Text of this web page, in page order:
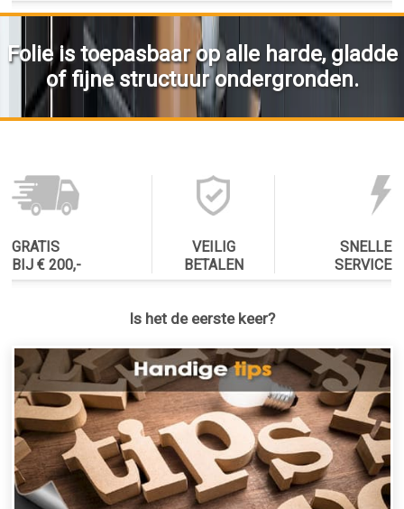
Folie is toepasbaar op alle harde,gladde
of fijne structuur ondergronden.
GRATIS
BIJ € 200,-
VEILIG
BETALEN
SNELLE
SERVICE
Is het de eerste keer?